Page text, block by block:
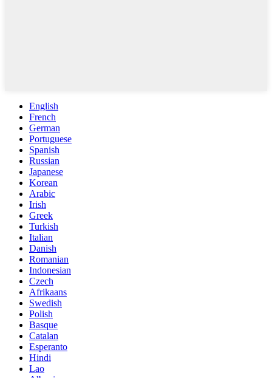
English
French
German
Portuguese
Spanish
Russian
Japanese
Korean
Arabic
Irish
Greek
Turkish
Italian
Danish
Romanian
Indonesian
Czech
Afrikaans
Swedish
Polish
Basque
Catalan
Esperanto
Hindi
Lao